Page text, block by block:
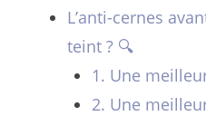
L’anti-cernes
teint ? 🔍
1. Une
2. Une